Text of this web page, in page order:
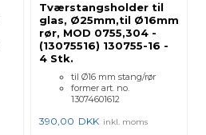
Tværstangsholder til
glas, Ø25mm,til Ø16mm
rør, MOD 0755,304 -
(13075516) 130755-16 -
4 Stk.
til Ø16 mm stang/rør
former art. no.
13074601612
390,00 DKK inkl. moms